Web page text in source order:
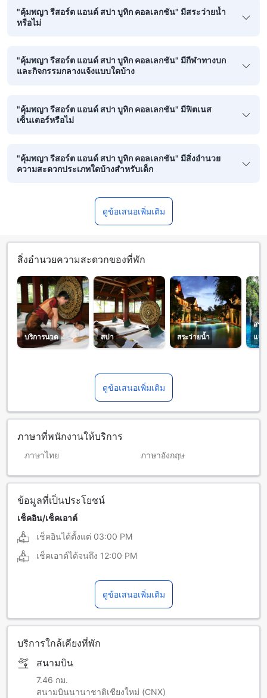
"คุ้มพญา รีสอร์ต แอนด์ สปา บูทิก คอลเลกชัน" มีสระว่ายน้ำ
หรือไม่
"คุ้มพญา รีสอร์ต แอนด์ สปา บูทิก คอลเลกชัน" มีกีฬาทางบก
และกิจกรรมกลางแจ้งแบบใดบ้าง
"คุ้มพญา รีสอร์ต แอนด์ สปา บูทิก คอลเลกชัน" มีฟิตเนส
เซ็นเตอร์หรือไม่
"คุ้มพญา รีสอร์ต แอนด์ สปา บูทิก คอลเลกชัน" มีสิ่งอำนวย
ความสะดวกประเภทใดบ้างสำหรับเด็ก
ดูข้อเสนอเพิ่มเติม
สิ่งอำนวยความสะดวกของที่พัก
บริการนวด สปา สระว่ายน้ำ
สร
แจ้ง
ดูข้อเสนอเพิ่มเติม
ภาษาที่พนักงานให้บริการ
ภาษาไทย ภาษาอังกฤษ
ข้อมูลที่เป็นประโยชน์
เช็คอิน/เช็คเอาต์
เช็คอินได้ตั้งแต่ 03:00 PM
เช็คเอาต์ได้จนถึง 12:00 PM
ดูข้อเสนอเพิ่มเติม
บริการใกล้เคียงที่พัก
สนามบิน
7.46 กม.
สนามบินนานาชาติเชียงใหม่ (CNX)